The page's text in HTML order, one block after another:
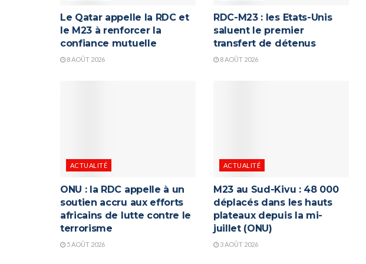
Le Qatar appelle la RDC et
le M23 à renforcer la
confiance mutuelle
8 AOÛT 2026
RDC-M23 : les Etats-Unis
saluent le premier
transfert de détenus
8 AOÛT 2026
ACTUALITÉ
ONU : la RDC appelle à un
soutien accru aux efforts
africains de lutte contre le
terrorisme
5 AOÛT 2026
ACTUALITÉ
M23 au Sud-Kivu : 48 000
déplacés dans les hauts
plateaux depuis la mi-
juillet (ONU)
3 AOÛT 2026